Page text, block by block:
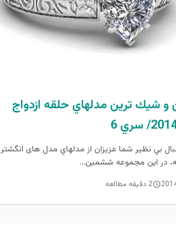
و شيك ترين مدلهاي حلقه ازدواج
بي نظير شما عزيزان از مدلهاي مدل های
در اين مجموعه ششمين...
2 دقیقه مطالعه